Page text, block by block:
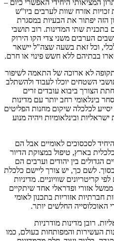
המציאותי היחידי האפשרי כיום –
אזרח שוות לערבים ביו"ש
הזה יפתור את הבעיות במסגרת
בתכנית שתי המדינות. רוב תושבי
הערבים משני צדי הקו הירוק
וכל זאת בשעה שצה"ל יישאר
בבתיהם ללא חשש פינוי או חרם.
תקופה לא ארוכה של התאמה לשיפור
השטחים יוכלו לעבוד ולהשתלב
הצורך ביבוא עובדים זרים
בינלאומי רחב יותר עם מדינות
לכלכלה שיקום מחנות הפליטים
ובינלאומיות ויהיה מנוע
לסכסוכים לאומיים אבל הם
בארץ, טיפול במצוקת הדיור
הגדולים בין יהודים וערבים הם
לשם כך, יש צורך ליישם כלכלת
קריטריונים שוויוניים. מדיניות
אזורי ופדראלי אחד שיתקיים
חברתיות אזוריות בתכנון לאומי
האוכלוסייה החלשים יותר.
מדינות פדראליות. רובן מדינות מודרניות
העשירות והמפותחות בעולם, כמו